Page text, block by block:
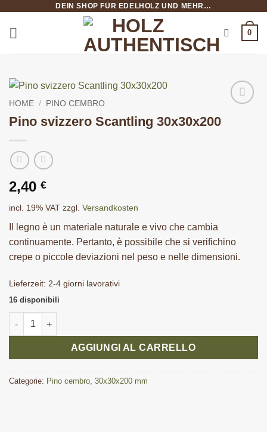
contenuti
DEIN SHOP FÜR EDELHOLZ UND MEHR…
0
HOME / PINO CEMBRO
Pino svizzero Scantling 30x30x200
2,40 €
incl. 19% VAT zzgl. Versandkosten
Il legno è un materiale naturale e vivo che cambia
continuamente. Pertanto, è possibile che si verifichino
crepe o piccole deviazioni nel peso e nelle dimensioni.
Lieferzeit: 2-4 giorni lavorativi
16 disponibili
Pino svizzero Scantling 30x30x200 quantità
AGGIUNGI AL CARRELLO
Categorie: Pino cembro, 30x30x200 mm